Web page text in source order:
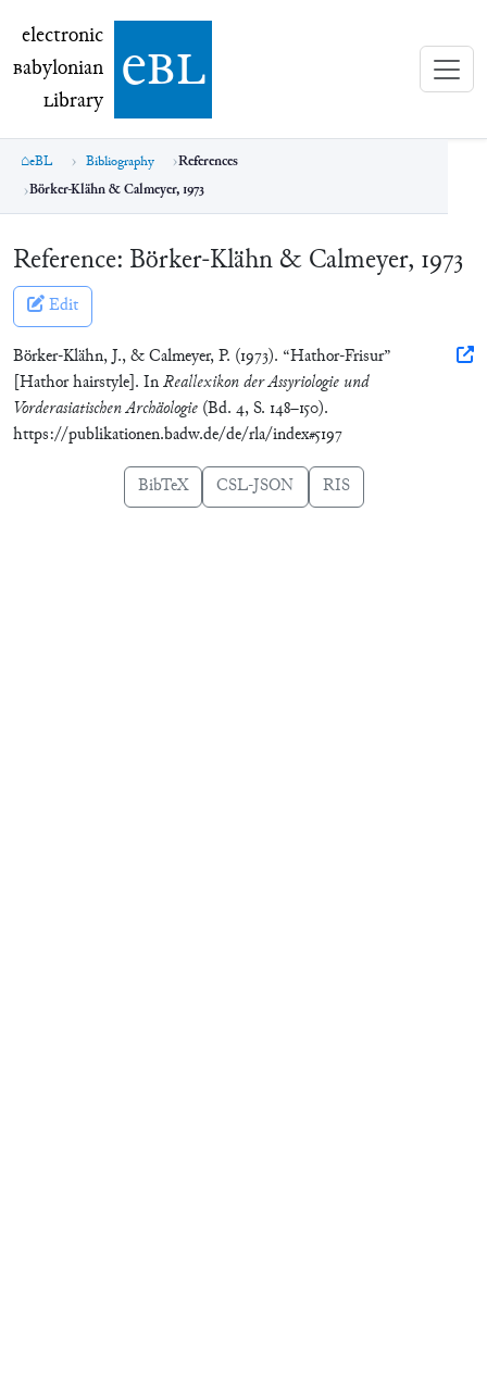
electronic Babylonian Library (eBL)
electronic
Babylonian
Library ebl
eBL Bibliography
References
Börker-Klähn & Calmeyer, 1973
Reference: Börker-Klähn & Calmeyer, 1973
Edit
Börker-Klähn, J., & Calmeyer, P. (1973). “Hathor-Frisur”
[Hathor hairstyle]. InReallexikon der Assyriologie und
Vorderasiatischen Archäologie (Bd. 4, S. 148–150).
https://publikationen.badw.de/de/rla/index#5197
BibTeX CSL-JSON RIS